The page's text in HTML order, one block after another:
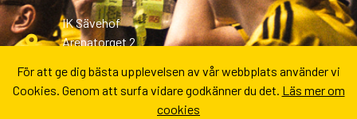
IK Sävehof
Arenatorget 2
Fler kontaktvägar
För att ge dig bästa upplevelsen av vår webbplats använder vi
Cookies. Genom att surfa vidare godkänner du det. Läs mer om
cookies